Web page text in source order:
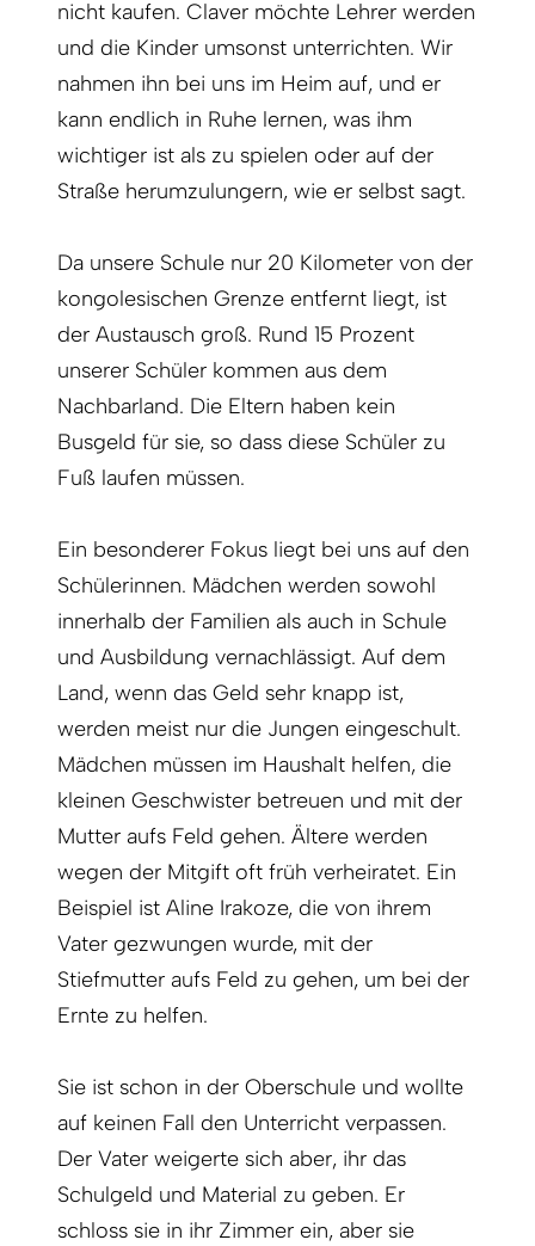
nicht kaufen. Claver möchte Lehrer werden
und die Kinder umsonst unterrichten. Wir
nahmen ihn bei uns im Heim auf, und er
kann endlich in Ruhe lernen, was ihm
wichtiger ist als zu spielen oder auf der
Straße herumzulungern, wie er selbst sagt.
Da unsere Schule nur 20 Kilometer von der
kongolesischen Grenze entfernt liegt, ist
der Austausch groß. Rund 15 Prozent
unserer Schüler kommen aus dem
Nachbarland. Die Eltern haben kein
Busgeld für sie, so dass diese Schüler zu
Fuß laufen müssen.
Ein besonderer Fokus liegt bei uns auf den
Schülerinnen. Mädchen werden sowohl
innerhalb der Familien als auch in Schule
und Ausbildung vernachlässigt. Auf dem
Land, wenn das Geld sehr knapp ist,
werden meist nur die Jungen eingeschult.
Mädchen müssen im Haushalt helfen, die
kleinen Geschwister betreuen und mit der
Mutter aufs Feld gehen. Ältere werden
wegen der Mitgift oft früh verheiratet. Ein
Beispiel ist Aline Irakoze, die von ihrem
Vater gezwungen wurde, mit der
Stiefmutter aufs Feld zu gehen, um bei der
Ernte zu helfen.
Sie ist schon in der Oberschule und wollte
auf keinen Fall den Unterricht verpassen.
Der Vater weigerte sich aber, ihr das
Schulgeld und Material zu geben. Er
schloss sie in ihr Zimmer ein, aber sie